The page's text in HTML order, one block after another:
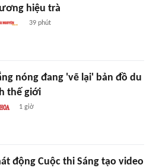
hiệu trà
39 phút
nóng đang 'vẽ lại' bản đồ du
thế giới
1 giờ
động Cuộc thi Sáng tạo video